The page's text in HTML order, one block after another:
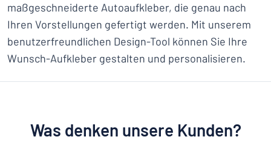
maßgeschneiderte Autoaufkleber, die genau nach
Ihren Vorstellungen gefertigt werden. Mit unserem
benutzerfreundlichen Design-Tool können Sie Ihre
Wunsch-Aufkleber gestalten und personalisieren.
Was denken unsere Kunden?